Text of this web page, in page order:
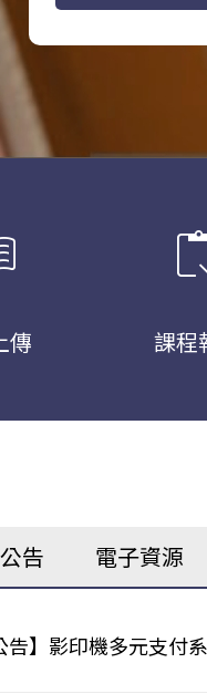
傳 課程
告 電子資源
告】影印機多元支付